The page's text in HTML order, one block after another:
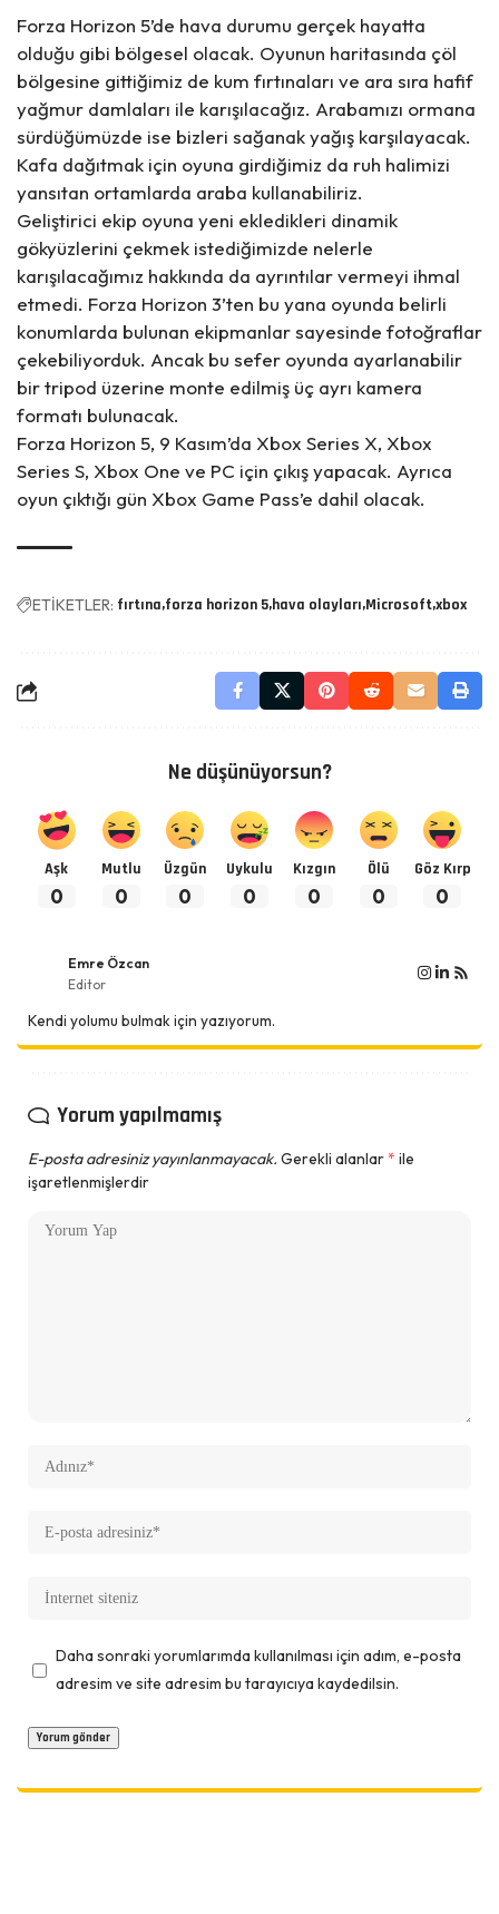
Forza Horizon 5’de hava durumu gerçek hayatta
olduğu gibi bölgesel olacak. Oyunun haritasında çöl
bölgesine gittiğimiz de kum fırtınaları ve ara sıra hafif
yağmur damlaları ile karışılacağız. Arabamızı ormana
sürdüğümüzde ise bizleri sağanak yağış karşılayacak.
Kafa dağıtmak için oyuna girdiğimiz da ruh halimizi
yansıtan ortamlarda araba kullanabiliriz.
Geliştirici ekip oyuna yeni ekledikleri dinamik
gökyüzlerini çekmek istediğimizde nelerle
karışılacağımız hakkında da ayrıntılar vermeyi ihmal
etmedi. Forza Horizon 3’ten bu yana oyunda belirli
konumlarda bulunan ekipmanlar sayesinde fotoğraflar
çekebiliyorduk. Ancak bu sefer oyunda ayarlanabilir
bir tripod üzerine monte edilmiş üç ayrı kamera
formatı bulunacak.
Forza Horizon 5, 9 Kasım’da Xbox Series X, Xbox
Series S, Xbox One ve PC için çıkış yapacak. Ayrıca
oyun çıktığı gün Xbox Game Pass’e dahil olacak.
ETİKETLER: fırtına forza horizon 5 hava olayları Microsoftxbox
Ne düşünüyorsun?
Aşk
0
Mutlu
0
Üzgün
0
Uykulu
0
Kızgın
0
Ölü
0
Göz Kırp
0
Emre Özcan
Editor
Kendi yolumu bulmak için yazıyorum.
Yorum yapılmamış
E-posta adresiniz yayınlanmayacak. Gerekli alanlar* ile
işaretlenmişlerdir
Daha sonraki yorumlarımda kullanılması için adım, e-posta
adresim ve site adresim bu tarayıcıya kaydedilsin.